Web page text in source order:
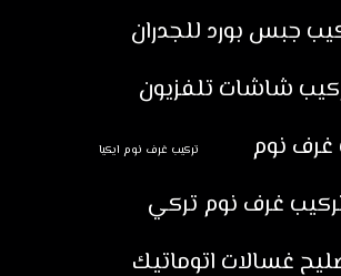
جبس بورد للجدران
شاشات تلفزيون
غرف نوم
تركيب غرف نوم ايكيا
غرف نوم تركي
غسالات اتوماتيك